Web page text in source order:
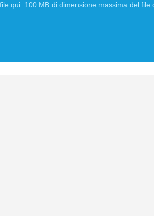
qui. 100 MB di dimensione massima del file